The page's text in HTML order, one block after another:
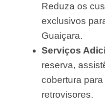
Reduza os
exclusivos
Guaiçara.
Serviços
reserva,
cobertura
retrovisores.